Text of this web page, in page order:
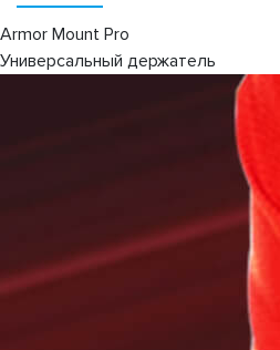
Armor Mount Pro
Универсальный держатель